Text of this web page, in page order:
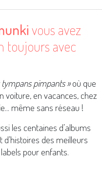
vous avez
toujours avec
tympans pimpants »où que
voiture, en vacances, chez
même sans réseau !
les centaines d’albums
d’histoires des meilleurs
pour enfants.